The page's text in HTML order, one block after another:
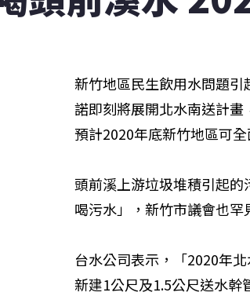
新竹地區民生飲用水問題
諾即刻將展開北水南送計畫
預計2020年底新竹地區可全
頭前溪上游垃圾堆積引起
喝污水」，新竹市議會也
台水公司表示，「2020年
新建1公尺及1.5公尺送水幹